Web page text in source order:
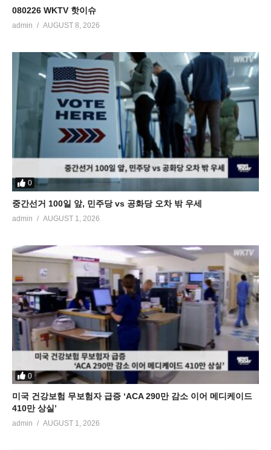
080226 WKTV 핫이슈
admin AUGUST 8, 2026
0
중간선거 100일 앞, 민주당 vs 공화당 오차 밖 우세
admin AUGUST 1, 2026
0
미국 건강보험 무보험자 급증 ‘ACA 290만 감소 이어 메디케이드
410만 상실’
admin AUGUST 1, 2026